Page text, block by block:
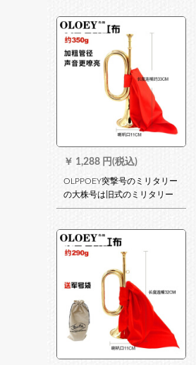
￥ 1,288 円(税込)
OLPPOEY突撃号のミリタリー
の大株号は旧式のミリタリー
ナバーで、トート・精致工芸
の大连部队の金と赤い布を配
合しています。